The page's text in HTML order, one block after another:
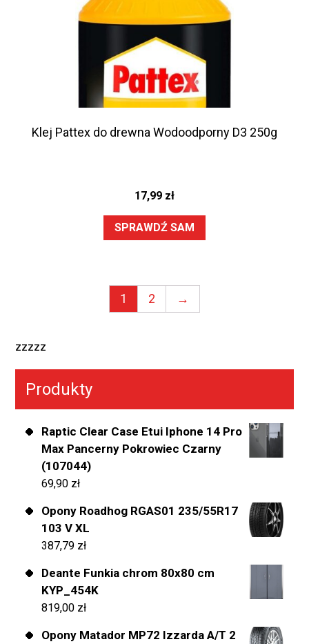
Klej Pattex do drewna Wodoodporny D3 250g
17,99 zł
SPRAWDŹ SAM
1 2 →
zzzzz
Produkty
Raptic Clear Case Etui Iphone 14 Pro
Max Pancerny Pokrowiec Czarny
(107044)
69,90 zł
Opony Roadhog RGAS01 235/55R17
103 V XL
387,79 zł
Deante Funkia chrom 80x80 cm
KYP_454K
819,00 zł
Opony Matador MP72 Izzarda A/T 2